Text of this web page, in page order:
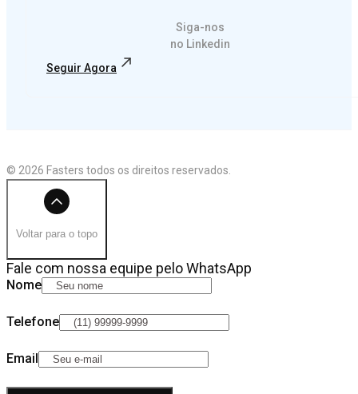
Siga-nos
no Linkedin
Seguir Agora
© 2026 Fasters todos os direitos reservados.
Voltar para o topo
Fale com nossa equipe pelo WhatsApp
Nome
Telefone
Email